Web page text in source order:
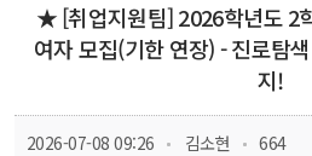
★ [취업지원팀] 2026학년도 2
여자 모집(기한 연장) - 진로탐
지!
2026-07-08 09:26 김소현 664